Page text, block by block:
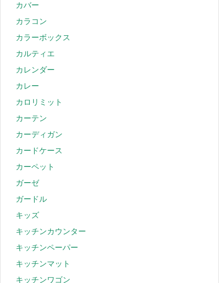
カバー
カラコン
カラーボックス
カルティエ
カレンダー
カレー
カロリミット
カーテン
カーディガン
カードケース
カーペット
ガーゼ
ガードル
キッズ
キッチンカウンター
キッチンペーパー
キッチンマット
キッチンワゴン